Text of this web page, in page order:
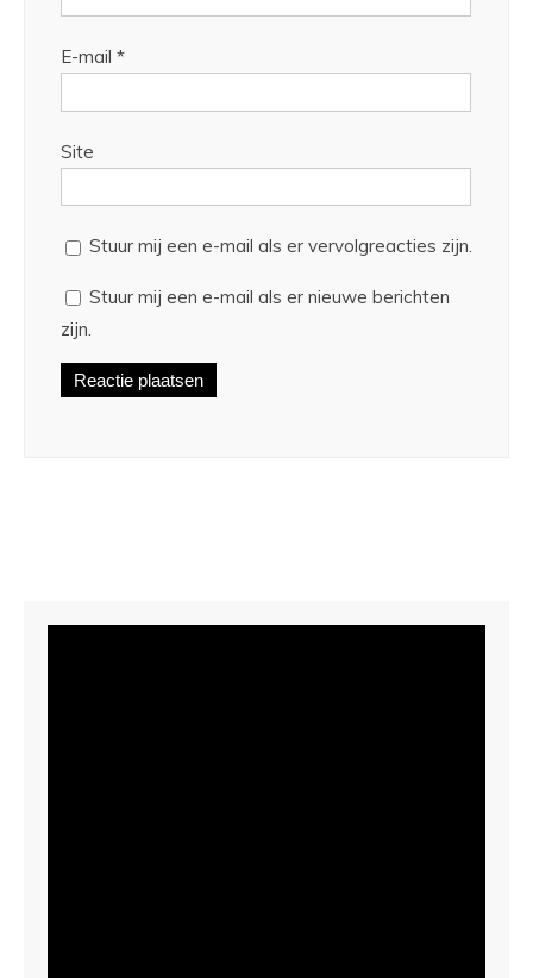
E-mail *
Site
Stuur mij een e-mail als er vervolgreacties zijn.
Stuur mij een e-mail als er nieuwe berichten
zijn.